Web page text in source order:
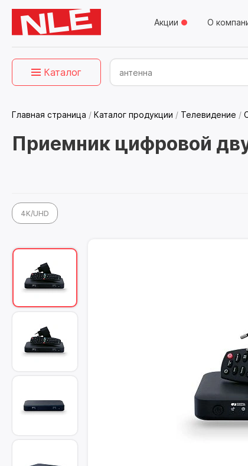
Акции О
Каталог
Главная страница / Каталог продукции / Телевидение /
Приемник цифровой
4K/UHD